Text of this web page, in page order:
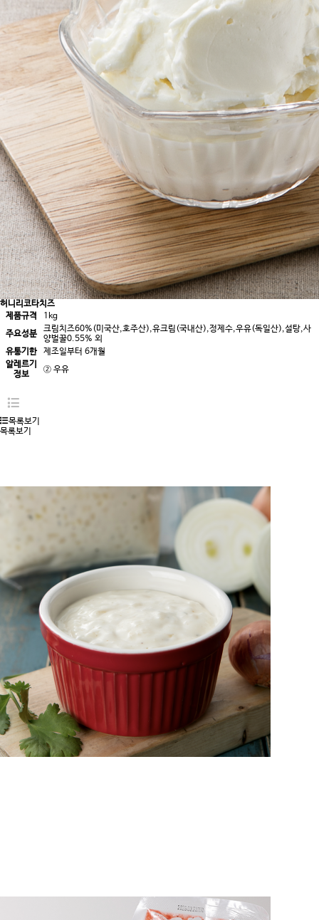
허니리코타치즈
제품규격
1kg
주요성분
크림치즈60%(미국산,호주산),유크림(국내산),정제수,우유(독일산),설탕,사
양벌꿀0.55% 외
유통기한
제조일부터 6개월
알레르기
정보
② 우유
목록보기
목록보기